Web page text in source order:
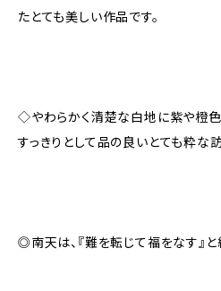
たとても美しい作品です。
◇やわらかく清楚な白地に紫や橙色
すっきりとして品の良いとても粋な
◎南天は、『難を転じて福をなす』と